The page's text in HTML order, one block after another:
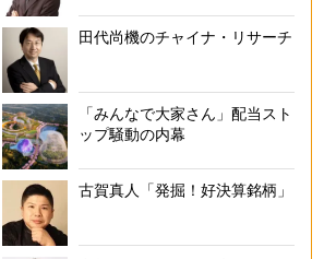
田代尚機のチャイナ・リサーチ
「みんなで大家さん」配当スト
ップ騒動の内幕
古賀真人「発掘！好決算銘柄」